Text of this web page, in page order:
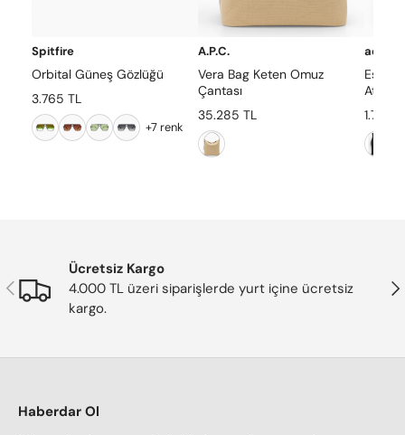
Spitfire
Orbital Güneş Gözlüğü
3.765 TL
+7 renk
A.P.C.
Vera Bag Keten Omuz
Çantası
35.285 TL
Atlet
1.799
Önceki
Ücretsiz Kargo
4.000 TL üzeri siparişlerde yurt içine ücretsiz
kargo.
Haberdar Ol